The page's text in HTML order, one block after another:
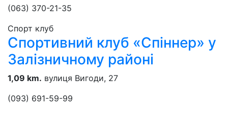
(063) 370-21-35
Спорт клуб
Спортивний клуб «Спіннер» у
Залізничному районі
1,09 km. вулиця Вигоди, 27
(093) 691-59-99